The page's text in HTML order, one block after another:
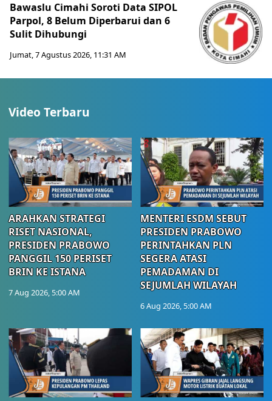
Bawaslu Cimahi Soroti Data SIPOL
Parpol, 8 Belum Diperbarui dan 6
Sulit Dihubungi
Jumat, 7 Agustus 2026, 11:31 AM
Video Terbaru
ARAHKAN STRATEGI
RISET NASIONAL,
PRESIDEN PRABOWO
PANGGIL 150 PERISET
BRIN KE ISTANA
7 Aug 2026, 5:00 AM
MENTERI ESDM SEBUT
PRESIDEN PRABOWO
PERINTAHKAN PLN
SEGERA ATASI
PEMADAMAN DI
SEJUMLAH WILAYAH
6 Aug 2026, 5:00 AM